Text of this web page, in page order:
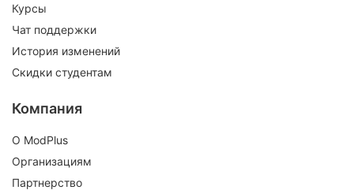
Курсы
Чат поддержки
История изменений
Скидки студентам
Компания
О ModPlus
Организациям
Партнерство